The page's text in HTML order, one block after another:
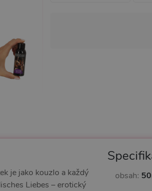
je jako kouzlo a každý
Liebes – erotický
obsah: